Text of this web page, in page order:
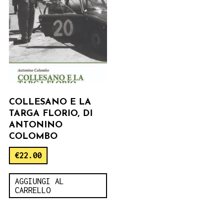
COLLESANO E LA
TARGA FLORIO, DI
ANTONINO
COLOMBO
€22.00
AGGIUNGI AL
CARRELLO